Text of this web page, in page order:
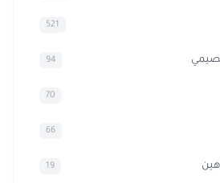
521
94
70
66
19